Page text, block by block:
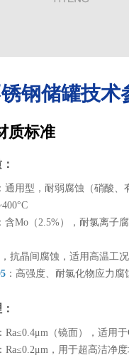
钢储罐技术
质标准
：通用型，耐弱腐蚀（硝酸、
：含Mo（2.5%），耐氯离子
抗晶间腐蚀，适用高温工况
：高强度、耐氯化物应力
：Ra≤0.4μm（镜面），适用
：Ra≤0.2μm，用于超高洁净